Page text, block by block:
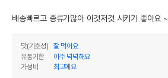
배송빠르고 종류가많아 이것저것 시키기 좋아요 ~
맛(기호성)
잘 먹어요
유통기한
아주 넉넉해요
가성비
최고에요